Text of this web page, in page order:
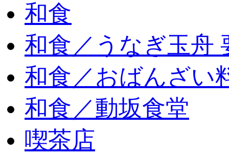
和食
和食／うなぎ玉舟
和食／おばんざい
和食／動坂食堂
喫茶店